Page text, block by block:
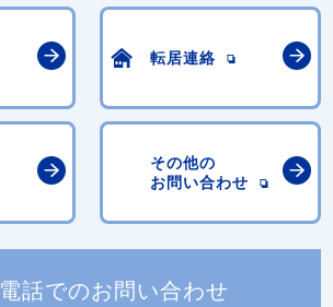
転居連絡
その他の
お問い合わせ
電話でのお問い合わせ